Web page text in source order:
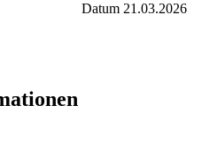
Datum 21.03.2026